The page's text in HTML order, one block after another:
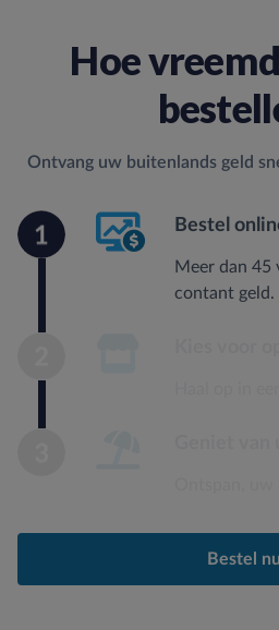
Hoe
Ontvang uw buitenlands geld
Lorem ipsum dolor sit
Bestel
Meer dan 45
contant geld.
Bestel nu